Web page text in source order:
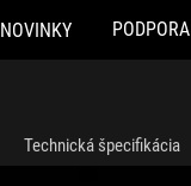
NOVINKY PODPORA
Technická špecifikácia